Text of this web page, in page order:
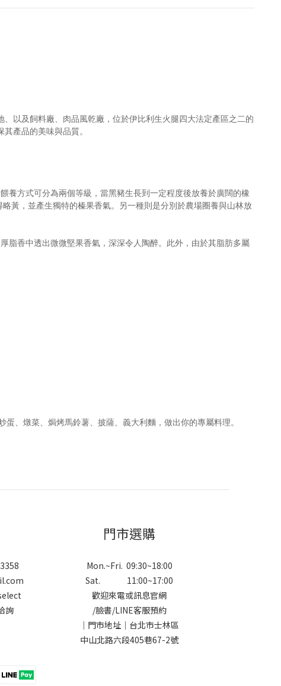
以及飼料廠、肉品風乾廠， 位於伊比利生火腿四大法定產區之二的
產品的美味與品質。
養方式可分為兩個等級，當黑豬生長到一定程度後放養於廣闊的橡
黃，並產生獨特的榛果香氣。 另一種則是分別於農場圈養與山林放
脂香中透出微微堅果香氣， 深深令人陶醉。此外，由於其脂肪多屬
、燉菜、焗烤馬鈴薯、披薩、義大利麵，做出你的專屬料理。
詢
門市選購
Mon.~Fri. 09:30~18:00
Sat. 11:00~17:00
歡迎來電或訊息官網
/臉書/LINE客服預約
｜門市地址｜台北市士林區
中山北路六段405巷67-2號